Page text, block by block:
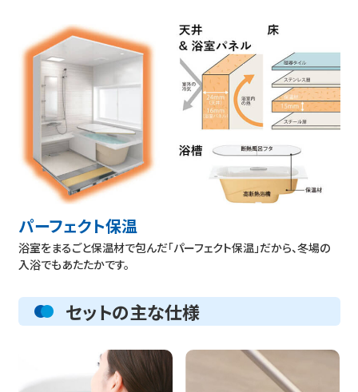
パーフェクト保温
浴室をまるごと保温材で包んだ「パーフェクト保温」だから、冬場の
入浴でもあたたかです。
セットの主な仕様